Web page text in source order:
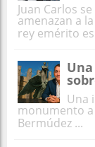
Juan Carlos
amenazan a
rey emérito
Una
monumento a
Bermúdez ...